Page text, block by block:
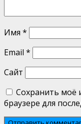
Имя *
Email *
Сайт
Сохранить моё
браузере для